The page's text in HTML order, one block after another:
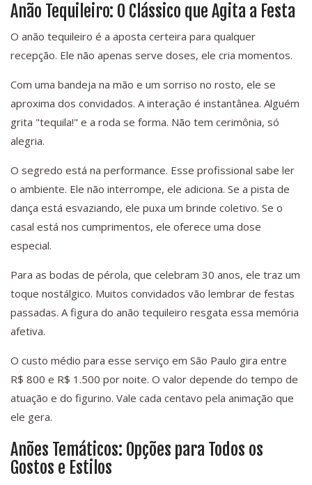
Anão Tequileiro: O Clássico que Agita a Festa
O anão tequileiro é a aposta certeira para qualquer
recepção. Ele não apenas serve doses, ele cria momentos.
Com uma bandeja na mão e um sorriso no rosto, ele se
aproxima dos convidados. A interação é instantânea. Alguém
grita "tequila!" e a roda se forma. Não tem cerimônia, só
alegria.
O segredo está na performance. Esse profissional sabe ler
o ambiente. Ele não interrompe, ele adiciona. Se a pista de
dança está esvaziando, ele puxa um brinde coletivo. Se o
casal está nos cumprimentos, ele oferece uma dose
especial.
Para as bodas de pérola, que celebram 30 anos, ele traz um
toque nostálgico. Muitos convidados vão lembrar de festas
passadas. A figura do anão tequileiro resgata essa memória
afetiva.
O custo médio para esse serviço em São Paulo gira entre
R$ 800 e R$ 1.500 por noite. O valor depende do tempo de
atuação e do figurino. Vale cada centavo pela animação que
ele gera.
Anões Temáticos: Opções para Todos os
Gostos e Estilos